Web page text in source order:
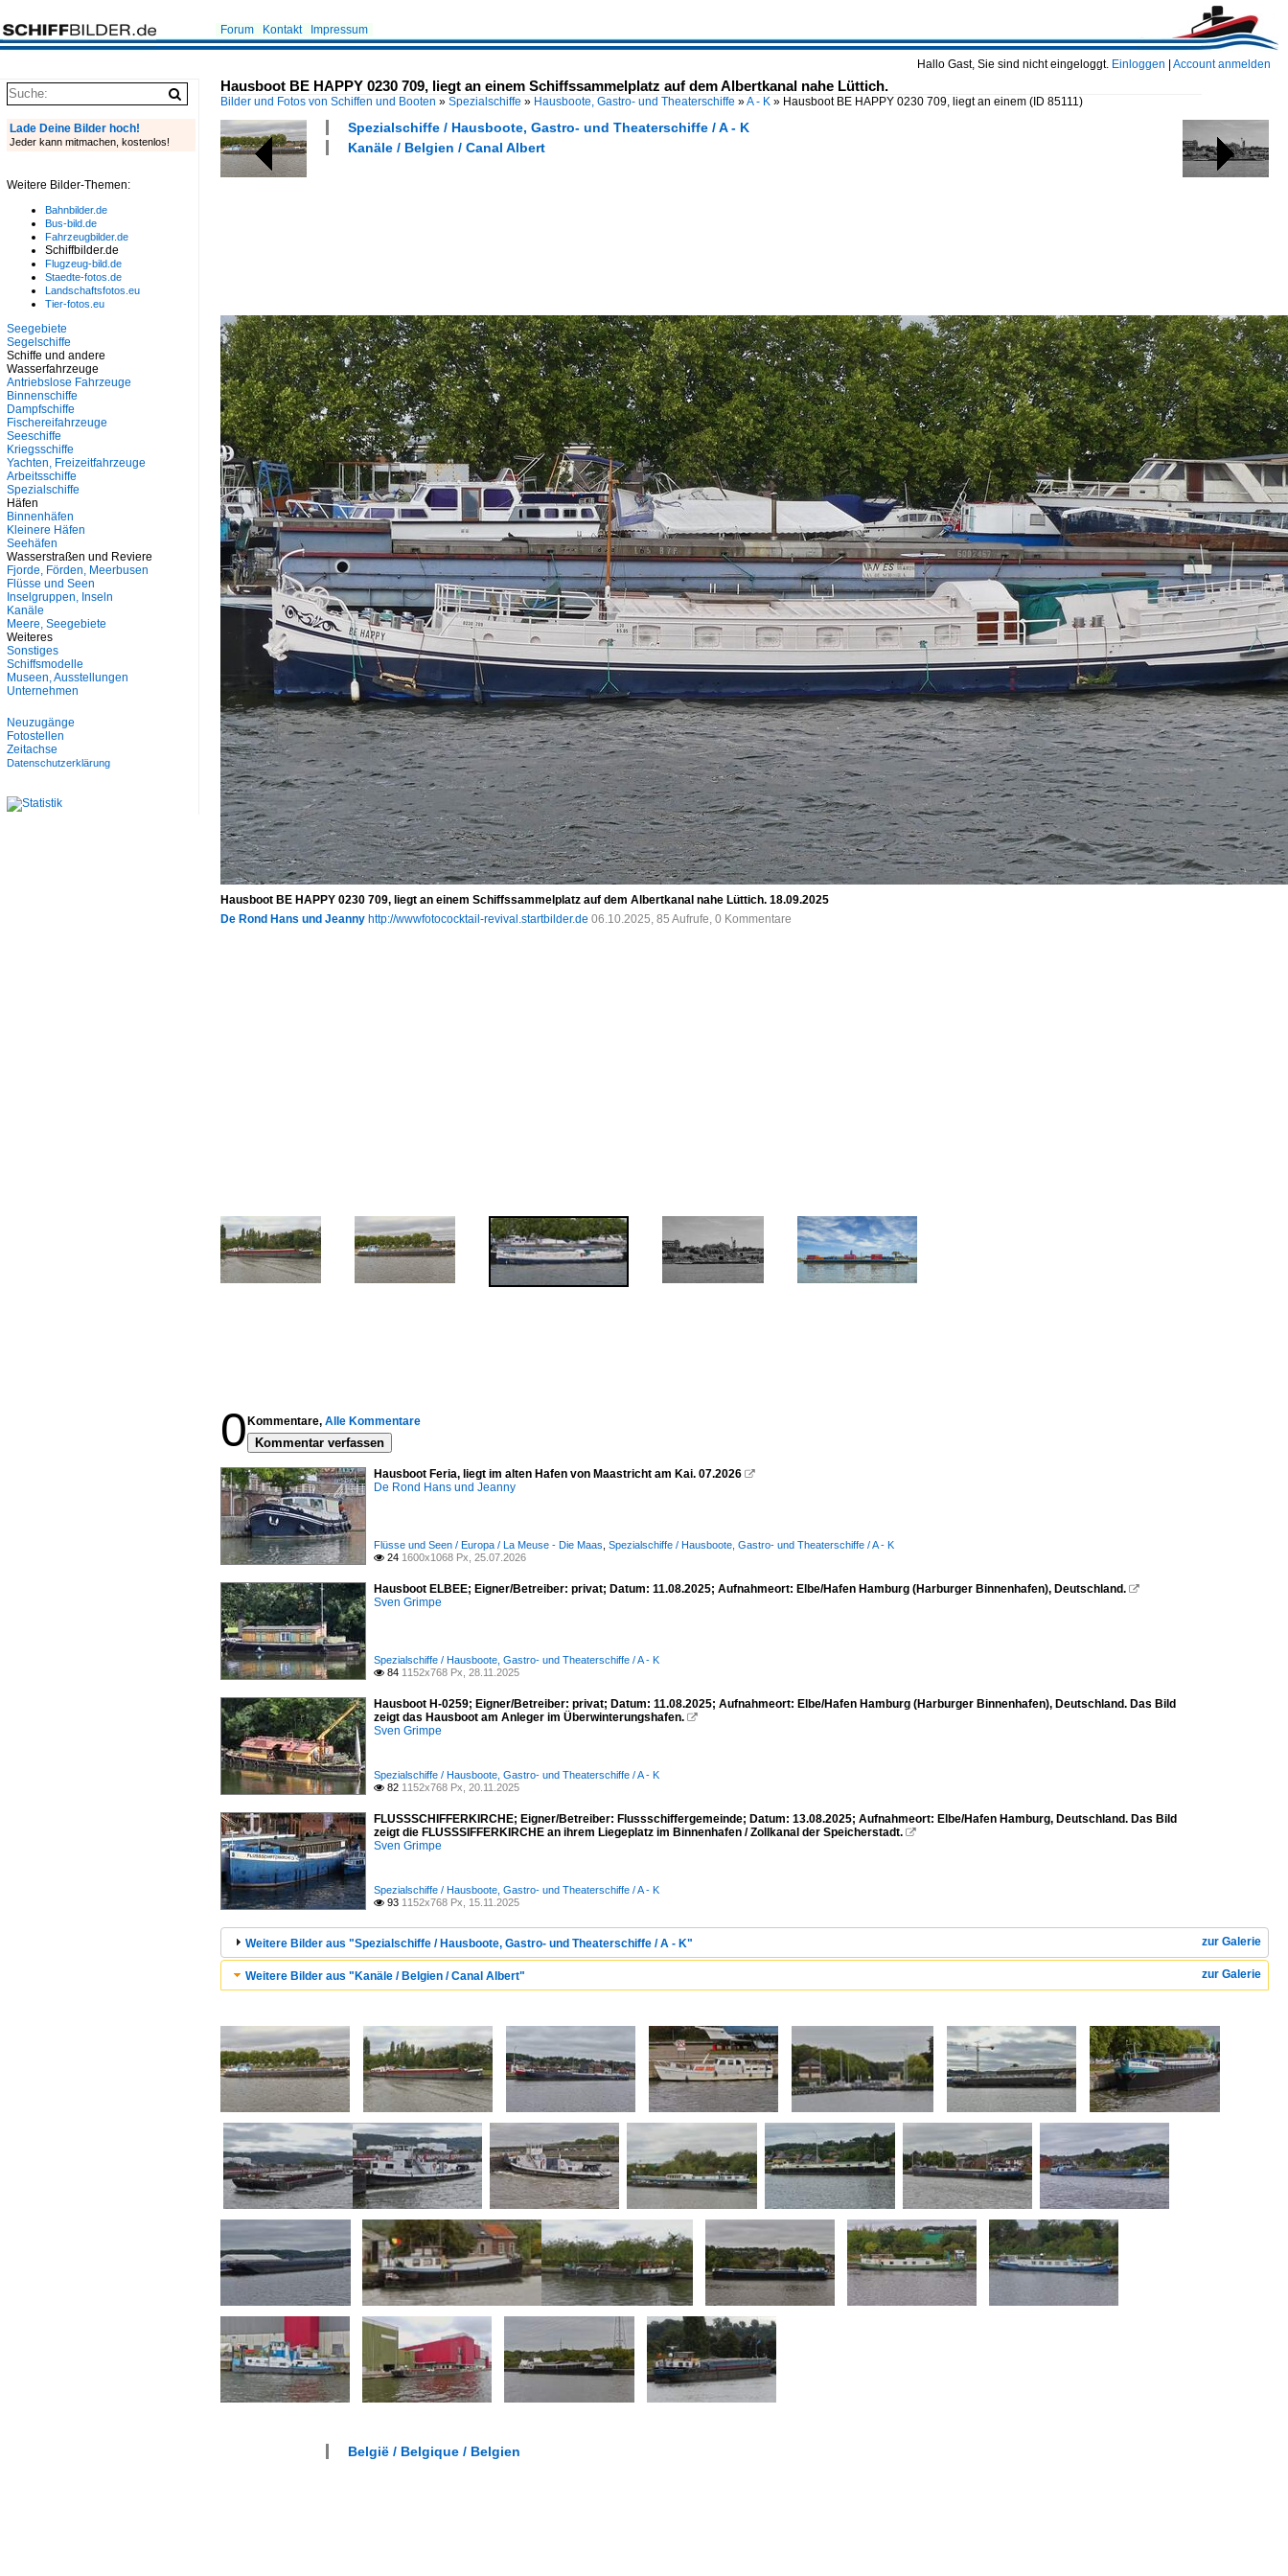
Hallo Gast, Sie sind nicht eingeloggt. Einloggen Account anmelden
Forum Kontakt Impressum
Hausboot BE HAPPY 0230 709, liegt an einem Schiffssammelplatz auf dem Albertkanal nahe Lüttich.
Bilder und Fotos von Schiffen und Booten » Spezialschiffe » Hausboote, Gastro- und Theaterschiffe »A - K » Hausboot BE HAPPY 0230 709, liegt an einem (ID 85111)
Spezialschiffe / Hausboote, Gastro- und Theaterschiffe / A - K
Kanäle / Belgien / Canal Albert
Hausboot BE HAPPY 0230 709, liegt an einem Schiffssammelplatz auf dem Albertkanal nahe Lüttich. 18.09.2025
De Rond Hans und Jeanny http://wwwfotococktail-revival.startbilder.de 06.10.2025, 85 Aufrufe, 0 Kommentare
0 Kommentare, Alle Kommentare
Kommentar verfassen
Hausboot Feria, liegt im alten Hafen von Maastricht am Kai. 07.2026 
De Rond Hans und Jeanny
Flüsse und Seen / Europa / La Meuse - Die Maas Spezialschiffe / Hausboote, Gastro- und Theaterschiffe / A - K
 24 1600x1068 Px, 25.07.2026
Hausboot ELBEE; Eigner/Betreiber: privat; Datum: 11.08.2025; Aufnahmeort: Elbe/Hafen Hamburg (Harburger Binnenhafen), Deutschland. 
Sven Grimpe
Spezialschiffe / Hausboote, Gastro- und Theaterschiffe / A - K
 84 1152x768 Px, 28.11.2025
Hausboot H-0259; Eigner/Betreiber: privat; Datum: 11.08.2025; Aufnahmeort: Elbe/Hafen Hamburg (Harburger Binnenhafen), Deutschland. Das Bild
zeigt das Hausboot am Anleger im Überwinterungshafen. 
Sven Grimpe
Spezialschiffe / Hausboote, Gastro- und Theaterschiffe / A - K
 82 1152x768 Px, 20.11.2025
FLUSSSCHIFFERKIRCHE; Eigner/Betreiber: Flussschiffergemeinde; Datum: 13.08.2025; Aufnahmeort: Elbe/Hafen Hamburg, Deutschland. Das Bild
zeigt die FLUSSSIFFERKIRCHE an ihrem Liegeplatz im Binnenhafen / Zollkanal der Speicherstadt. 
Sven Grimpe
Spezialschiffe / Hausboote, Gastro- und Theaterschiffe / A - K
 93 1152x768 Px, 15.11.2025
zur Galerie
Weitere Bilder aus "Spezialschiffe / Hausboote, Gastro- und Theaterschiffe / A - K"
zur Galerie
Weitere Bilder aus "Kanäle / Belgien / Canal Albert"
België / Belgique / Belgien
Lade Deine Bilder hoch!
Jeder kann mitmachen, kostenlos!
Weitere Bilder-Themen:
Bahnbilder.de
Bus-bild.de
Fahrzeugbilder.de
Schiffbilder.de
Flugzeug-bild.de
Staedte-fotos.de
Landschaftsfotos.eu
Tier-fotos.eu
Seegebiete
Segelschiffe
Schiffe und andere
Wasserfahrzeuge
Antriebslose Fahrzeuge
Binnenschiffe
Dampfschiffe
Fischereifahrzeuge
Seeschiffe
Kriegsschiffe
Yachten, Freizeitfahrzeuge
Arbeitsschiffe
Spezialschiffe
Häfen
Binnenhäfen
Kleinere Häfen
Seehäfen
Wasserstraßen und Reviere
Fjorde, Förden, Meerbusen
Flüsse und Seen
Inselgruppen, Inseln
Kanäle
Meere, Seegebiete
Weiteres
Sonstiges
Schiffsmodelle
Museen, Ausstellungen
Unternehmen
Neuzugänge
Fotostellen
Zeitachse
Datenschutzerklärung